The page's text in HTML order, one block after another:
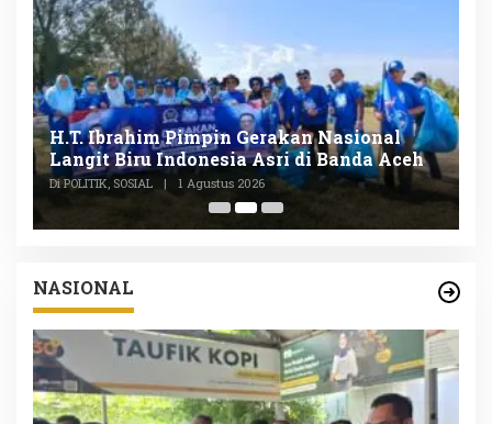
H.T. Ibrahim Pimpin Gerakan Nasional
Langit Biru Indonesia Asri di Banda Aceh
Di POLITIK, SOSIAL | 1 Agustus 2026
NASIONAL